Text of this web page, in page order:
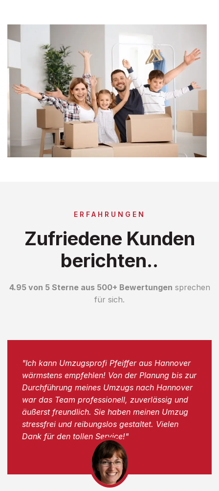
ERFAHRUNGEN
Zufriedene Kunden
berichten..
4.95 von 5 Sterne aus 500+ Bewertungen sprechen
für sich.
"Ich kann Umzugsprofi Pfeiffer aus Hannover
wärmstens empfehlen! Von der Planung bis zur
Durchführung meines Umzugs nach Hannover
war das Team professionell, zuverlässig und
äußerst freundlich. Sie haben meinen Umzug
stressfrei und reibungslos gestaltet. Vielen
Dank für den tollen Service!"